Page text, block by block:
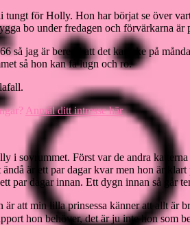
tungt för Holly. Hon har börjat se över
bo under fredagen och förvärkarna
så jag är beredd att det kan ske på
så hon kan få lugn och ro.
Anmäl ditt intresse här
i sovrummet. Först var de andra
är ett par dagar kvar men hon är klart
par dagar innan. Ett dygn innan så går
är att min lilla prinsessa känner att allt är
hon behöver, det är ju inte hon som